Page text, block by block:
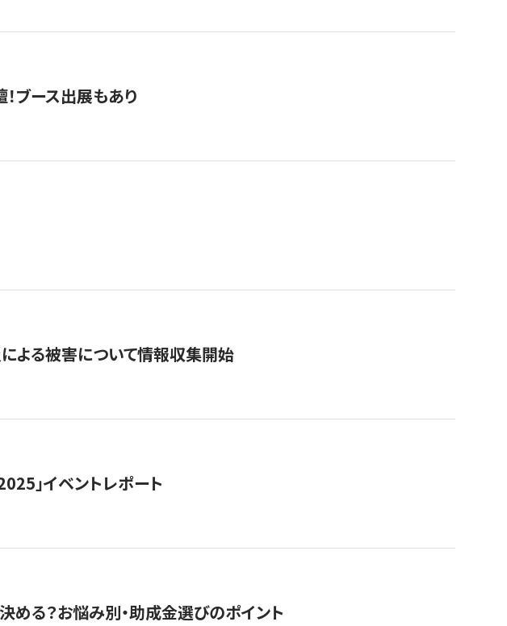
ブース出展もあり
よる被害について情報収集開始
」イベントレポート
める？お悩み別・助成金選びのポイント